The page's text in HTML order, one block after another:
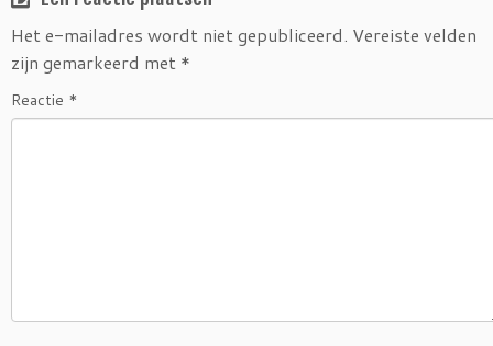
Het e-mailadres wordt niet gepubliceerd. Vereiste velden
zijn gemarkeerd met *
Reactie *